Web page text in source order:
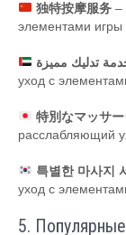
独特按摩服务–
элементами игры
تدليك مميزة
уход с
特別なマッサ
расслабляющий
특별한 마사지
уход с
5.